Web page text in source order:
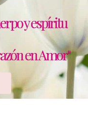
y espíritu
en Amor"